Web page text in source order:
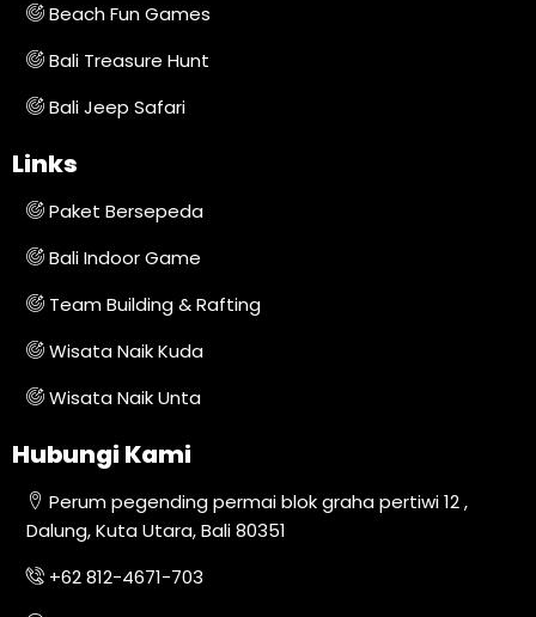
Beach Fun Games
Bali Treasure Hunt
Bali Jeep Safari
Links
Paket Bersepeda
Bali Indoor Game
Team Building & Rafting
Wisata Naik Kuda
Wisata Naik Unta
Hubungi Kami
Perum pegending permai blok graha pertiwi 12 ,
Dalung, Kuta Utara, Bali 80351
+62 812-4671-703